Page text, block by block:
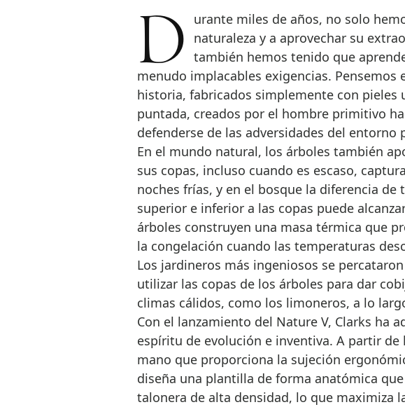
Durante miles de años, no solo hemos aprendido a trabajar con la
naturaleza y a aprovechar su
también hemos tenido que
menudo implacables exigencias. Pensemos
historia, fabricados simplemente con pieles
puntada, creados por el hombre primitivo
defenderse de las adversidades del entorno
En el mundo natural, los árboles también
sus copas, incluso cuando es escaso,
noches frías, y en el bosque la diferencia
superior e inferior a las copas puede
árboles construyen una masa térmica que
la congelación cuando las temperaturas
Los jardineros más ingeniosos se
utilizar las copas de los árboles para dar
climas cálidos, como los limoneros, a lo
Con el lanzamiento del Nature V, Clarks ha
espíritu de evolución e inventiva. A partir
mano que proporciona la sujeción
diseña una plantilla de forma anatómica
talonera de alta densidad, lo que maximiza